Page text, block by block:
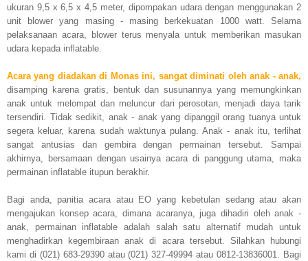
ukuran 9,5 x 6,5 x 4,5 meter, dipompakan udara dengan menggunakan 2
unit blower yang masing - masing berkekuatan 1000 watt. Selama
pelaksanaan acara, blower terus menyala untuk memberikan masukan
udara kepada inflatable.
Acara yang diadakan di Monas ini, sangat diminati oleh anak - anak,
disamping karena gratis, bentuk dan susunannya yang memungkinkan
anak untuk melompat dan meluncur dari perosotan, menjadi daya tarik
tersendiri. Tidak sedikit, anak - anak yang dipanggil orang tuanya untuk
segera keluar, karena sudah waktunya pulang. Anak - anak itu, terlihat
sangat antusias dan gembira dengan permainan tersebut. Sampai
akhirnya, bersamaan dengan usainya acara di panggung utama, maka
permainan inflatable itupun berakhir.
Bagi anda, panitia acara atau EO yang kebetulan sedang atau akan
mengajukan konsep acara, dimana acaranya, juga dihadiri oleh anak -
anak, permainan inflatable adalah salah satu alternatif mudah untuk
menghadirkan kegembiraan anak di acara tersebut. Silahkan hubungi
kami di (021) 683-29390 atau (021) 327-49994 atau 0812-13836001. Bagi